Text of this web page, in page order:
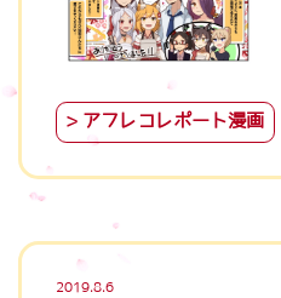
アフレコレポート漫画
2019.8.6